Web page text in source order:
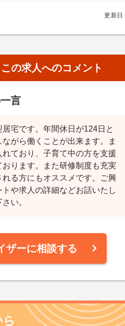
更新
この求人へのコメント
言
宅です。年間休日が124日と
がら働くことが出来ます。ま
ており、子育て中の方を支援
ります。また研修制度も充実
る方にもオススメです。ご興
や求人の詳細などお話いたし
い。
ザーに相談する